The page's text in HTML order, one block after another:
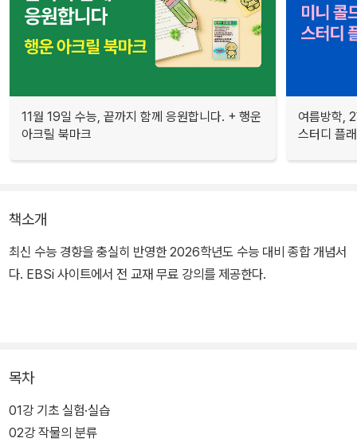
11월 19일 수능, 끝까지 함께 응원합니다. + 행운
아크릴 북마크
여름방학,
스터디 플
책소개
최신 수능 경향을 충실히 반영한 2026학년도 수능 대비 종합 개념서
다. EBSi 사이트에서 전 교재 무료 강의를 제공한다.
목차
01강 기초 실험·실습
02강 작물의 분류